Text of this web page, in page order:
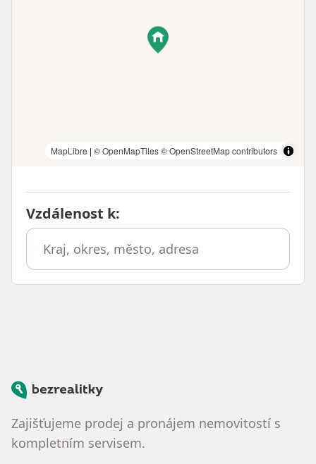
MapLibre | © OpenMapTiles© OpenStreetMap contributors
Vzdálenost k:
Bezrealitky
Zajišťujeme prodej a pronájem nemovitostí s
kompletním servisem.